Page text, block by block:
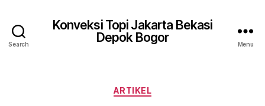
Search
Konveksi Topi Jakarta Bekasi
Depok Bogor
Menu
Categories
ARTIKEL